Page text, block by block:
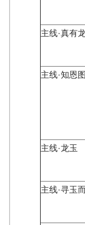
主线·真有
主线·知恩
主线·龙玉
主线·寻玉